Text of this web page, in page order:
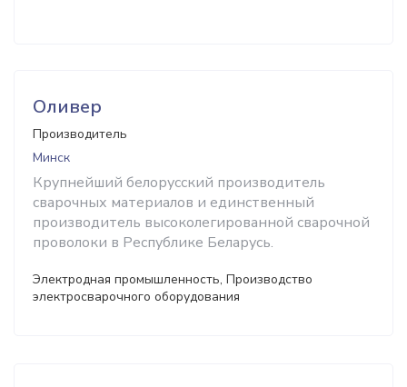
Оливер
Производитель
Минск
Крупнейший белорусский производитель
сварочных материалов и единственный
производитель высоколегированной сварочной
проволоки в Республике Беларусь.
Электродная промышленность, Производство
электросварочного оборудования